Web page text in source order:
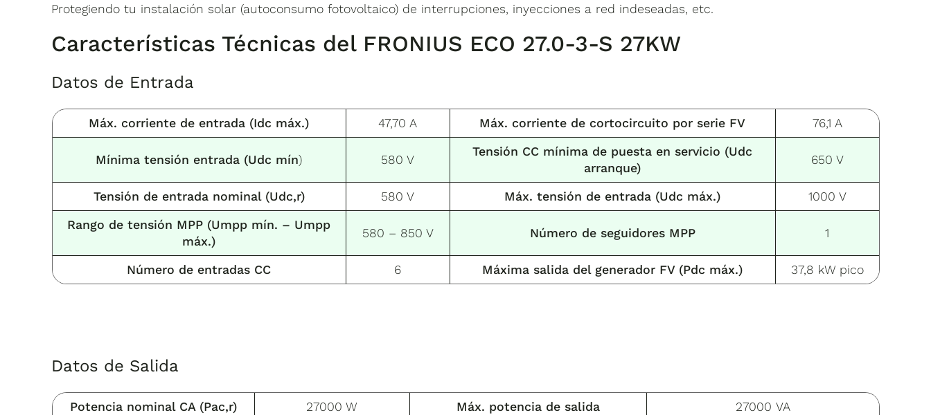
Protegiendo tu instalación solar (autoconsumo fotovoltaico) de interrupciones, inyecciones a red indeseadas, etc.
Características Técnicas del FRONIUS ECO 27.0-3-S 27KW
Datos de Entrada
Máx. corriente de entrada (Idc máx.) 47,70 A Máx. corriente de cortocircuito por serie FV 76,1 A
Mínima tensión entrada (Udc mín) 580 V
Tensión CC mínima de puesta en servicio (Udc
arranque)
650 V
Tensión de entrada nominal (Udc,r) 580 V Máx. tensión de entrada (Udc máx.)
1000 V
Rango de tensión MPP (Umpp mín. – Umpp
máx.)
580 – 850 V Número de seguidores MPP 1
Número de entradas CC 6 Máxima salida del generador FV (Pdc máx.) 37,8 kW pico
Datos de Salida
Potencia nominal CA (Pac,r) 27000 W Máx. potencia de salida
27000 VA